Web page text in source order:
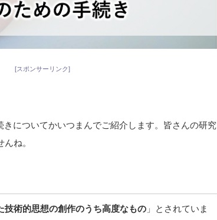
[スポンサーリンク]
についてかいつまんでご紹介します。皆さんの研究
ね。
技術的思想の創作のうち高度なもの 」とされていま